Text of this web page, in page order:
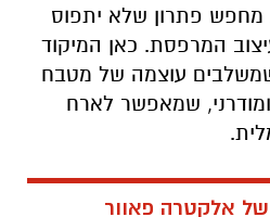
פתרון שלא יתפוס
המרפסת. כאן המיקוד
שמשלבים עוצמה של מטבח
שמאפשר לארח
אלקטרה פאוור